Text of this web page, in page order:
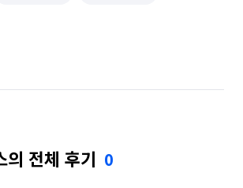
서울 은평구 서울 종로구
의 전체 후기 0